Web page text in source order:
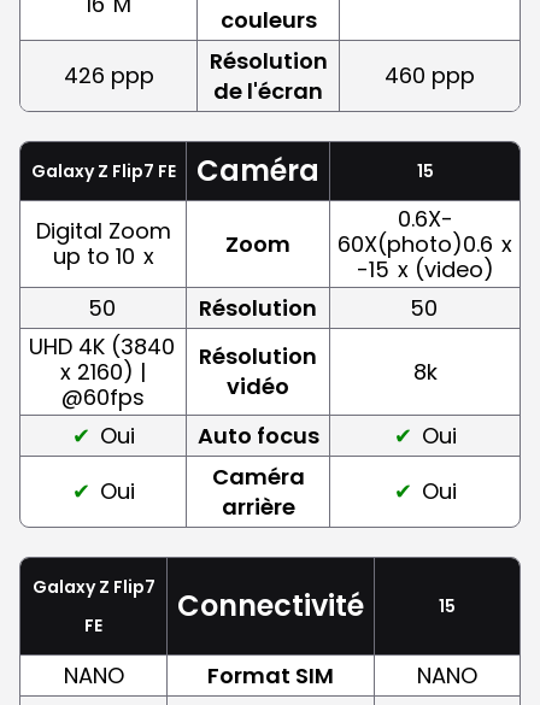
couleurs
426 ppp
Résolution
de l'écran
460 ppp
Galaxy Z Flip7 FE Caméra 15
Digital Zoom
up to 10 x Zoom
0.6X-
60X(photo)0.6 x
-15 x (video)
50
Résolution
50
UHD 4K (3840
x 2160) |
@60fps
Résolution
vidéo
8k
Oui Auto focus
Oui
Oui
Caméra
arrière
Oui
Galaxy Z Flip7
FE
Connectivité 15
NANO Format SIM
NANO